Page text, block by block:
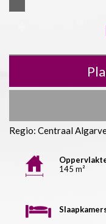
Regio: Centraal
145 m²